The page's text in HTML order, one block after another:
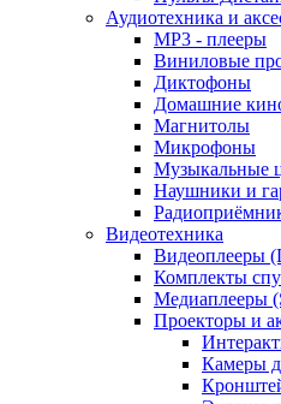
Аудиотехника и
MP3 - плееры
Виниловые
Диктофоны
Домашние
Магнитолы
Микрофоны
Музыкальные
Наушники и
Видеотехника
Видеоплееры
Комплекты
Медиаплееры
Проекторы и
Камеры